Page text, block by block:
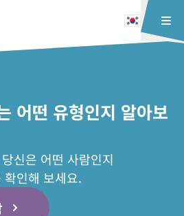
어떤 유형인지 알아보
신은 어떤 사람인지
인해 보세요.